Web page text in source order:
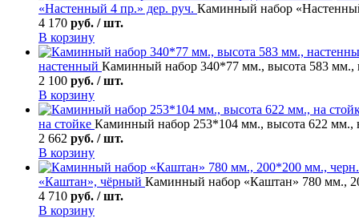
«Настенный 4 пр.» дер. руч. Каминный набор
4 170 руб. / шт.
В корзину
настенный Каминный набор 340*77 мм., высота 583 мм.,
2 100 руб. / шт.
В корзину
на стойке Каминный набор 253*104 мм., высота 622 мм.,
2 662 руб. / шт.
В корзину
«Каштан», чёрный Каминный набор «Каштан» 780 мм.,
4 710 руб. / шт.
В корзину